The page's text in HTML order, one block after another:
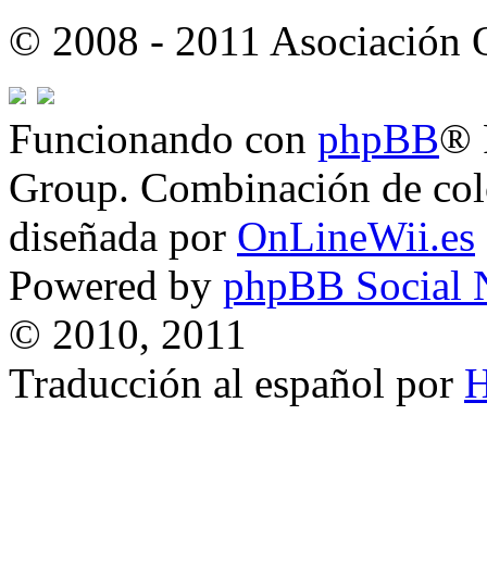
© 2008 - 2011 Asociación
Funcionando con phpBB®
Group. Combinación de
diseñada por OnLineWii.es
Powered by phpBB Social
© 2010, 2011
Traducción al español por